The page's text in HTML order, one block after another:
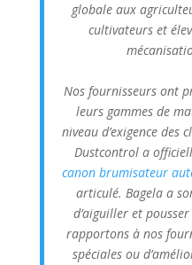
globale aux
cultivateurs et
Nos fournisseurs ont
leurs gammes de
niveau d’exigence des
Dustcontrol a
canon brumisateur
articulé. Bagela a
d’aiguiller et
rapportons à nos
spéciales ou